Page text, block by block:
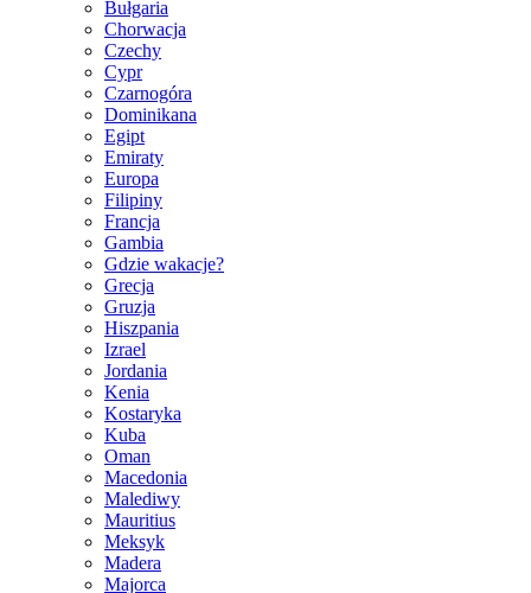
Bułgaria
Chorwacja
Czechy
Cypr
Czarnogóra
Dominikana
Egipt
Emiraty
Europa
Filipiny
Francja
Gambia
Gdzie wakacje?
Grecja
Gruzja
Hiszpania
Izrael
Jordania
Kenia
Kostaryka
Kuba
Oman
Macedonia
Malediwy
Mauritius
Meksyk
Madera
Majorca